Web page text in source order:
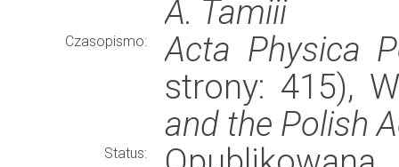
A. Tamiii
Czasopismo:
Acta Physica
strony: 415),
and the Polish
Status: